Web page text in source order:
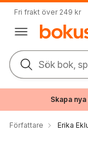
Fri frakt över 249 kr
Sök bok,
Skapa
Författare Erika